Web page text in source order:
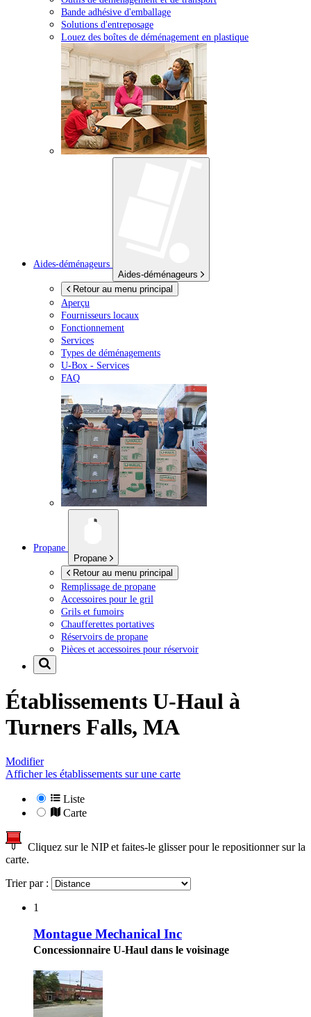
Bande adhésive d'emballage
Solutions d'entreposage
Louez des boîtes de déménagement en plastique
Aides-déménageurs
Aides-déménageurs
Retour au menu principal
Aperçu
Fournisseurs locaux
Fonctionnement
Services
Types de déménagements
U-Box - Services
FAQ
Propane
Propane
Retour au menu principal
Remplissage de propane
Accessoires pour le gril
Grils et fumoirs
Chaufferettes portatives
Réservoirs de propane
Pièces et accessoires pour réservoir
Établissements U-Haul à
Turners Falls, MA
Modifier
Afficher les établissements sur une carte
Liste
Carte
Cliquez sur le NIP et faites-le glisser pour le repositionner sur la
carte.
Trier par :
1
Montague Mechanical Inc
Concessionnaire U-Haul dans le voisinage